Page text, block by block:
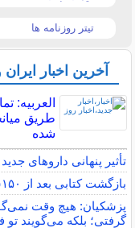
تیتر روزنامه ها
آخرین اخبار
العربیه:
طریق
شده
تأثیر پنهانی داروهای
بازگشت کتابی بعد از ۱۵۰سال
پزشکیان: هیچ وقت
گرفتی؛ بلکه می‌گویند تو